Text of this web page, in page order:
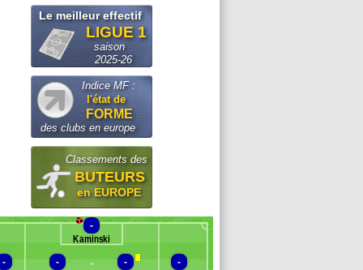
Le meilleur effectif
LIGUE 1
saison
2025-26
Indice MF :
l'état de
FORME
des clubs en europe
Classements des
BUTEURS
en EUROPE
-
Kaminski
-
-
-
-